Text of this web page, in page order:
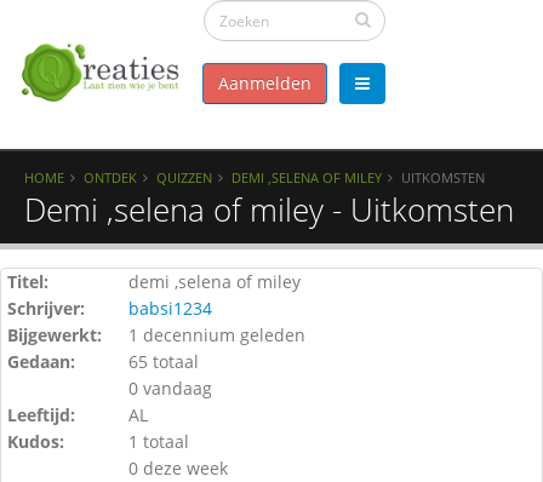
Aanmelden
HOME ONTDEK QUIZZEN DEMI ,SELENA OF MILEY UITKOMSTEN
Demi ,selena of miley - Uitkomsten
Titel:
demi ,selena of miley
Schrijver:
babsi1234
Bijgewerkt:
1 decennium geleden
Gedaan:
65 totaal
0 vandaag
Leeftijd:
AL
Kudos:
1 totaal
0 deze week